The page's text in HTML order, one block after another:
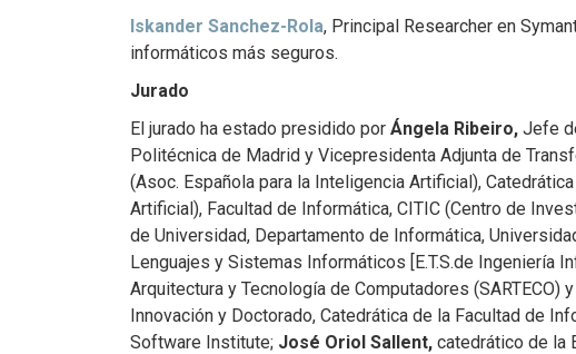
Iskander Sanchez-Rola, Principal Researcher en
informáticos más seguros.
Jurado
El jurado ha estado presidido por Ángela Ribeiro, Jefe
Politécnica de Madrid y Vicepresidenta Adjunta de
(Asoc. Española para la Inteligencia Artificial),
Artificial), Facultad de Informática, CITIC (Centro de
de Universidad, Departamento de Informática,
Lenguajes y Sistemas Informáticos [E.T.S.de Ingeniería
Arquitectura y Tecnología de Computadores (SARTECO)
Innovación y Doctorado, Catedrática de la Facultad de
Software Institute; José Oriol Sallent, catedrático de la